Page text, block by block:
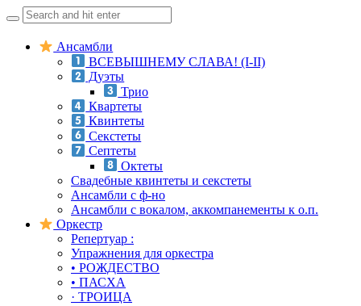
Search
for:
Skip
Ансамбли
ВСЕВЫШНЕМУ СЛАВА! (I-II)
Дуэты
Трио
Квартеты
Квинтеты
Секстеты
Септеты
Октеты
Свадебные квинтеты и секстеты
Ансамбли с ф-но
Ансамбли с вокалом, аккомпанементы к о.п.
Оркестр
Репертуар :
Упражнения для оркестра
• РОЖДЕСТВО
• ПАСХА
· ТРОИЦА